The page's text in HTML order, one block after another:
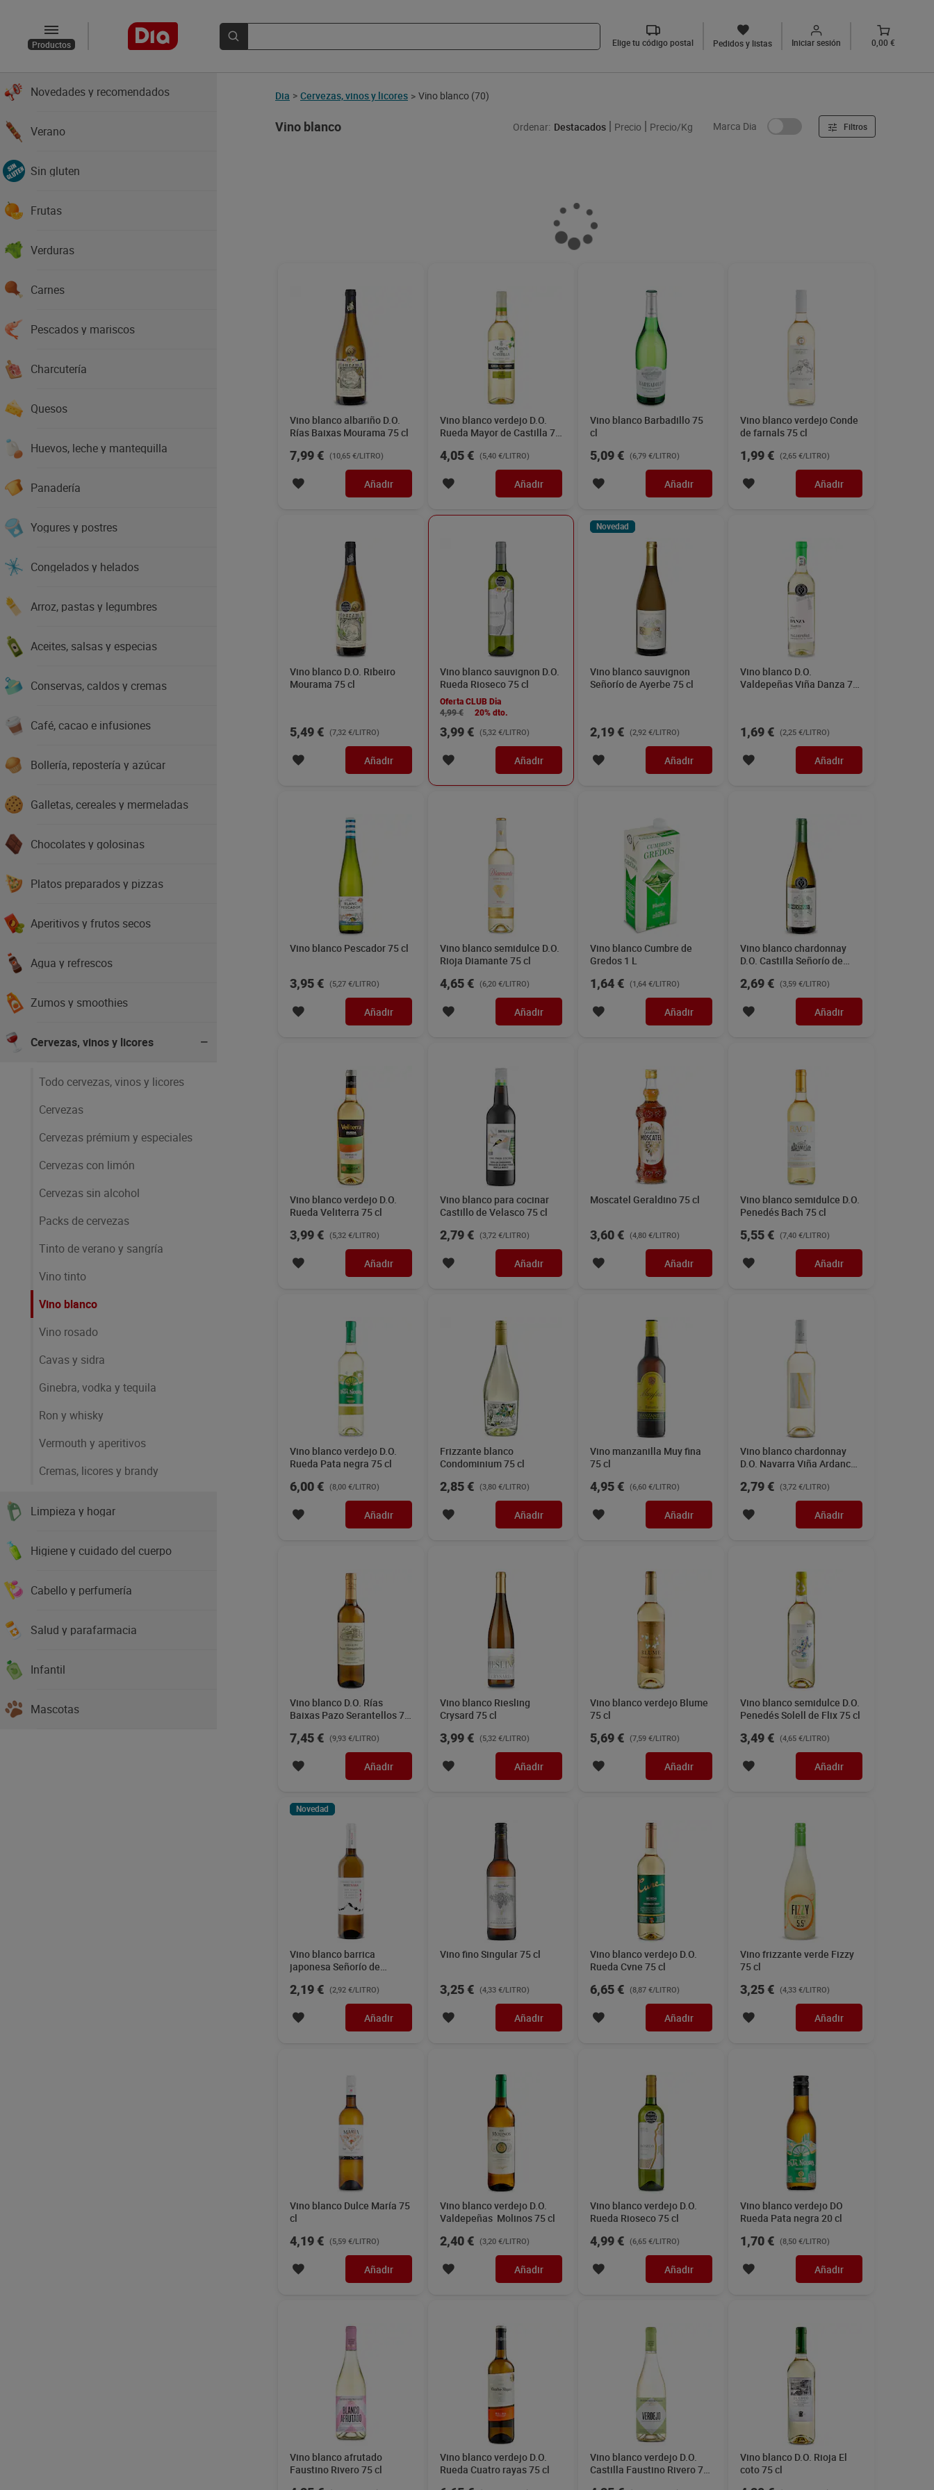
Productos Elige tu código postal Pedidos y listas Iniciar sesión 0,00 €
Novedades y recomendados
Verano
Sin gluten
Frutas
Verduras
Carnes
Pescados y mariscos
Charcutería
Quesos
Huevos, leche y mantequilla
Panadería
Yogures y postres
Congelados y helados
Arroz, pastas y legumbres
Aceites, salsas y especias
Conservas, caldos y cremas
Café, cacao e infusiones
Bollería, repostería y azúcar
Galletas, cereales y mermeladas
Chocolates y golosinas
Platos preparados y pizzas
Aperitivos y frutos secos
Agua y refrescos
Zumos y smoothies
Cervezas, vinos y licores
Todo cervezas, vinos y licores
Cervezas
Cervezas prémium y especiales
Cervezas con limón
Cervezas sin alcohol
Packs de cervezas
Tinto de verano y sangría
Vino tinto
Vino blanco
Vino rosado
Cavas y sidra
Ginebra, vodka y tequila
Ron y whisky
Vermouth y aperitivos
Cremas, licores y brandy
Limpieza y hogar
Higiene y cuidado del cuerpo
Cabello y perfumería
Salud y parafarmacia
Infantil
Mascotas
Vino blanco albariño D.O.
Vino blanco Barbadillo 75
Vino blanco verdejo Conde
Vino blanco D.O. Ribeiro
Mourama 75 cl
5,49 €
Rueda Rioseco 75 cl
Oferta CLUB Dia
4,99 €
20% dto.
3,99 €
Vino blanco sauvignon
Señorío de Ayerbe 75 cl
2,19 €
Vino blanco D.O.
Valdepeñas Viña Danza 75
1,69 €
Añadir
Rioja Diamante 75 cl
4,65 € (6,20 €/LITRO)
Añadir
Gredos 1 L
Añadir
D.O. Castilla Señorío de
Ayerbe 75 cl
Añadir
Vino blanco verdejo D.O.
Rueda Veliterra 75 cl
3,99 € (5,32 €/LITRO)
Añadir
Vino blanco para cocinar
Castillo de Velasco 75 cl
2,79 € (3,72 €/LITRO)
Añadir
Moscatel Geraldino 75 cl
3,60 € (4,80 €/LITRO)
Añadir
Vino blanco semidulce D.O.
Penedés Bach 75 cl
5,55 € (7,40 €/LITRO)
Añadir
Vino blanco verdejo D.O.
Rueda Pata negra 75 cl
6,00 € (8,00 €/LITRO)
Añadir
Frizzante blanco
Condominium 75 cl
2,85 € (3,80 €/LITRO)
Añadir
Vino manzanilla Muy fina
4,95 € (6,60 €/LITRO)
Añadir
Vino blanco chardonnay
D.O. Navarra Viña Ardanche
2,79 € (3,72 €/LITRO)
Añadir
Vino blanco D.O. Rías
Baixas Pazo Serantellos 75
7,45 € (9,93 €/LITRO)
Añadir
Vino blanco Riesling
Crysard 75 cl
3,99 € (5,32 €/LITRO)
Añadir
Vino blanco verdejo Blume
5,69 € (7,59 €/LITRO)
Añadir
Penedés Solell de Flix 75 cl
3,49 € (4,65 €/LITRO)
Añadir
Vino blanco barrica
japonesa Señorío de
2,19 € (2,92 €/LITRO)
Añadir
Vino fino Singular 75 cl
3,25 € (4,33 €/LITRO)
Añadir
Vino blanco verdejo D.O.
Rueda Cvne 75 cl
6,65 € (8,87 €/LITRO)
Añadir
Vino frizzante verde Fizzy
3,25 € (4,33 €/LITRO)
Añadir
Vino blanco Dulce María 75
4,19 € (5,59 €/LITRO)
Añadir
Vino blanco verdejo D.O.
Valdepeñas Molinos 75 cl
2,40 € (3,20 €/LITRO)
Añadir
Vino blanco verdejo D.O.
Rueda Rioseco 75 cl
4,99 € (6,65 €/LITRO)
Añadir
Vino blanco verdejo DO
Rueda Pata negra 20 cl
1,70 € (8,50 €/LITRO)
Añadir
Faustino Rivero 75 cl
4,25 € (5,67 €/LITRO)
Añadir
Vino blanco verdejo D.O.
Rueda Cuatro rayas 75 cl
6,65 € (8,87 €/LITRO)
Añadir
Vino blanco verdejo D.O.
Castilla Faustino Rivero 75
4,25 € (5,67 €/LITRO)
Añadir
Vino blanco D.O. Rioja El
4,20 € (5,60 €/LITRO)
Añadir
Vino Pedro Ximénez
Singular 75 cl
5,99 € (7,99 €/LITRO)
Vino blanco D.O. Rioja
Señorío de Ondas 75 cl
1,75 € (2,33 €/LITRO)
Vino blanco verdejo D.O.
Rueda Beronia 75 cl
8,69 € (11,59 €/LITRO)
Vino blanco dulce sin
alcohol Pescador 75 cl
4,95 € (6,60 €/LITRO)